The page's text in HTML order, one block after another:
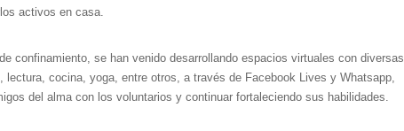
activos en casa.
confinamiento, se han venido desarrollando espacios virtuales con diversas
lectura, cocina, yoga, entre otros, a través de Facebook Lives y Whatsapp,
del alma con los voluntarios y continuar fortaleciendo sus habilidades.